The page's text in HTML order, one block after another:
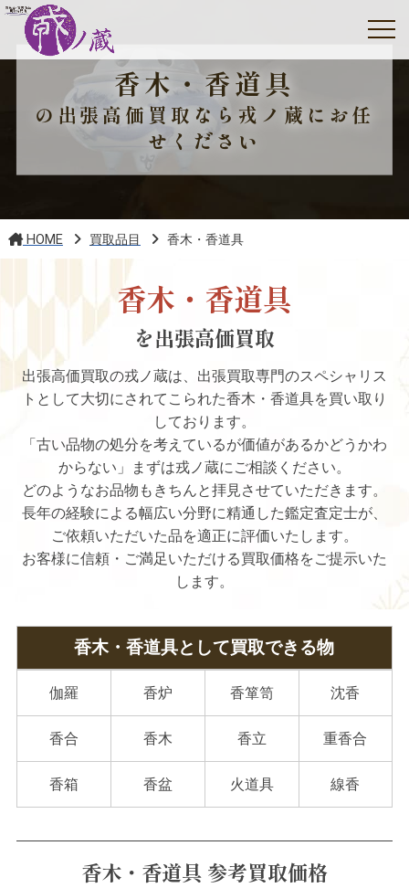
香木・香道具
の出張高価買取なら戎ノ蔵にお任
せください
HOME 買取品目 香木・香道具
香木・香道具
を出張高価買取
出張高価買取の戎ノ蔵は、出張買取専門のスペシャリス
トとして大切にされてこられた香木・香道具を買い取り
しております。
「古い品物の処分を考えているが価値があるかどうかわ
からない」まずは戎ノ蔵にご相談ください。
どのようなお品物もきちんと拝見させていただきます。
長年の経験による幅広い分野に精通した鑑定査定士が、
ご依頼いただいた品を適正に評価いたします。
お客様に信頼・ご満足いただける買取価格をご提示いた
します。
香木・香道具として買取できる物
伽羅 香炉 香箪笥 沈香
香合 香木 香立 重香合
香箱 香盆 火道具 線香
香木・香道具 参考買取価格